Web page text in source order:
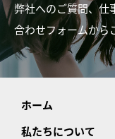
弊社へのご質問、仕
合わせフォームから
ホーム
私たちについて